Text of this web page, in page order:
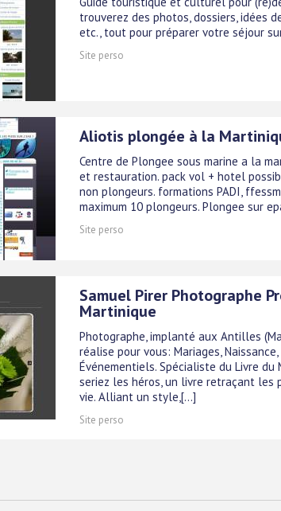
trouverez des photos, dossiers, idées
etc., tout pour préparer votre séjour
Site perso
Aliotis plongée à la
Centre de Plongee sous marine a la
et restauration. pack vol + hotel
non plongeurs. formations PADI,
maximum 10 plongeurs. Plongee sur
Site perso
Samuel Pirer Photographe
Martinique
Photographe, implanté aux Antilles
réalise pour vous: Mariages, Naissance,
Événementiels. Spécialiste du Livre du
seriez les héros, un livre retraçant les
vie. Alliant un style,[...]
Site perso